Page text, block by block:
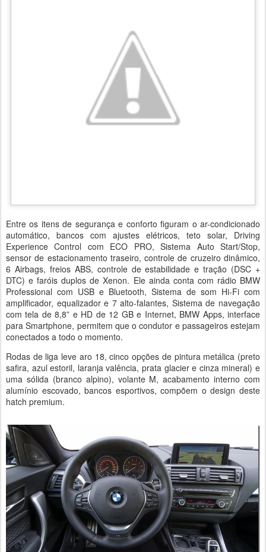
Entre os itens de segurança e conforto figuram o ar-condicionado
automático, bancos com ajustes elétricos, teto solar, Driving
Experience Control com ECO PRO, Sistema Auto Start/Stop,
sensor de estacionamento traseiro, controle de cruzeiro dinâmico,
6 Airbags, freios ABS, controle de estabilidade e tração (DSC +
DTC) e faróis duplos de Xenon. Ele ainda conta com rádio BMW
Professional com USB e Bluetooth, Sistema de som Hi-Fi com
amplificador, equalizador e 7 alto-falantes, Sistema de navegação
com tela de 8,8” e HD de 12 GB e Internet, BMW Apps, interface
para Smartphone, permitem que o condutor e passageiros estejam
conectados a todo o momento.
Rodas de liga leve aro 18, cinco opções de pintura metálica (preto
safira, azul estoril, laranja valência, prata glacier e cinza mineral) e
uma sólida (branco alpino), volante M, acabamento interno com
alumínio escovado, bancos esportivos, compõem o design deste
hatch premium.